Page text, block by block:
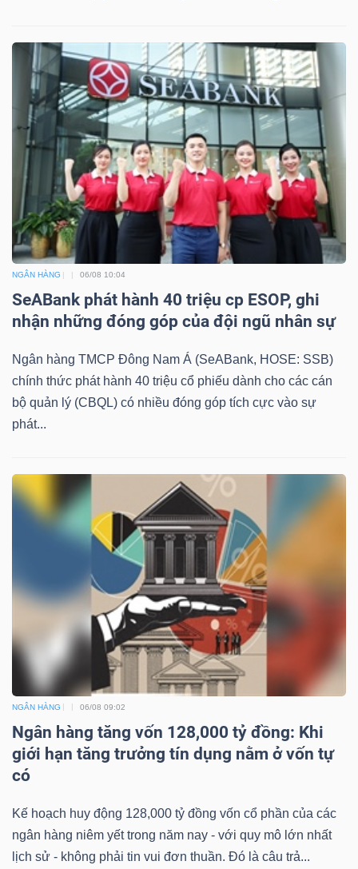
NGÂN HÀNG 06/08 10:04
SeABank phát hành 40 triệu cp ESOP, ghi
nhận những đóng góp của đội ngũ nhân sự
Ngân hàng TMCP Đông Nam Á (SeABank, HOSE: SSB)
chính thức phát hành 40 triệu cổ phiếu dành cho các cán
bộ quản lý (CBQL) có nhiều đóng góp tích cực vào sự
phát...
NGÂN HÀNG 06/08 09:02
Ngân hàng tăng vốn 128,000 tỷ đồng: Khi
giới hạn tăng trưởng tín dụng nằm ở vốn tự
có
Kế hoạch huy động 128,000 tỷ đồng vốn cổ phần của các
ngân hàng niêm yết trong năm nay - với quy mô lớn nhất
lịch sử - không phải tin vui đơn thuần. Đó là câu trả...